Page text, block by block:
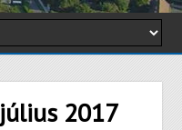
július 2017